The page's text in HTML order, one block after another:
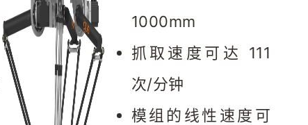
1000mm
抓取速度可达 111
次/分钟
模组的线性速度可